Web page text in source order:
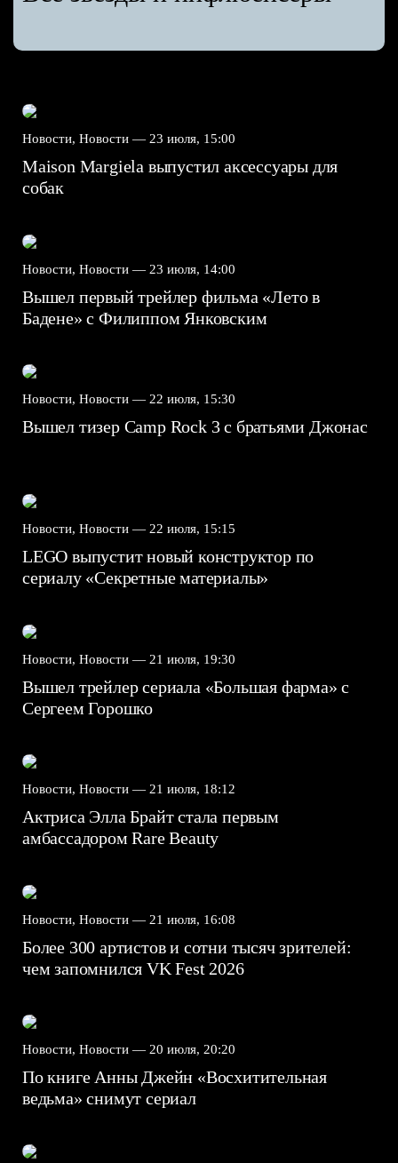
Новости, Новости — 23 июля, 15:00
Maison Margiela выпустил аксессуары для
собак
Новости, Новости — 23 июля, 14:00
Вышел первый трейлер фильма «Лето в
Бадене» с Филиппом Янковским
Новости, Новости — 22 июля, 15:30
Вышел тизер Camp Rock 3 с братьями Джонас
Новости, Новости — 22 июля, 15:15
LEGO выпустит новый конструктор по
сериалу «Секретные материалы»
Новости, Новости — 21 июля, 19:30
Вышел трейлер сериала «Большая фарма» с
Сергеем Горошко
Новости, Новости — 21 июля, 18:12
Актриса Элла Брайт стала первым
амбассадором Rare Beauty
Новости, Новости — 21 июля, 16:08
Более 300 артистов и сотни тысяч зрителей:
чем запомнился VK Fest 2026
Новости, Новости — 20 июля, 20:20
По книге Анны Джейн «Восхитительная
ведьма» снимут сериал